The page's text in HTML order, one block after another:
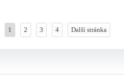
1 2 3 4 Další stránka